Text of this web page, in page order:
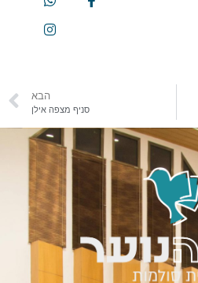
הבא
סניף מצפה אילן